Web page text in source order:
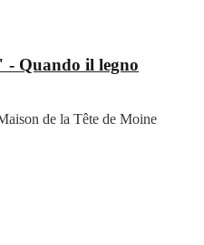
- Quando il legno
de la Tête de Moine